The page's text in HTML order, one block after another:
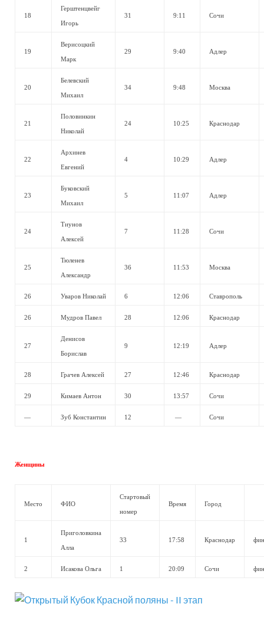
18
Герштенцвейг
Игорь
31 9:11 Сочи
19
Верисоцкий
Марк
29 9:40 Адлер
20
Белевский
Михаил
34 9:48 Москва
21
Половинкин
Николай
24 10:25 Краснодар
22
Архинев
Евгений
4 10:29 Адлер
23
Буковский
Михаил
5 11:07 Адлер
24
Тиунов
Алексей
7 11:28 Сочи
25
Тюленев
Александр
36 11:53 Москва
26 Уваров Николай 6 12:06 Ставрополь
26 Мудров Павел 28 12:06 Краснодар
27
Денисов
Борислав
9 12:19 Адлер
28 Грачев Алексей 27 12:46 Краснодар
29 Кимаев Антон 30 13:57 Сочи
— Зуб Константин 12 — Сочи
Женщины
Место ФИО
Стартовый
номер
Время Город
1
Приголовкина
Алла
33 17:58 Краснодар
2 Исакова Ольга 1 20:09 Сочи